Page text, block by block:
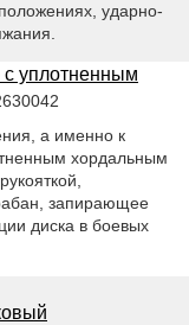
ударно-
уплотненным
а именно к
хордальным
запирающее
диска в боевых